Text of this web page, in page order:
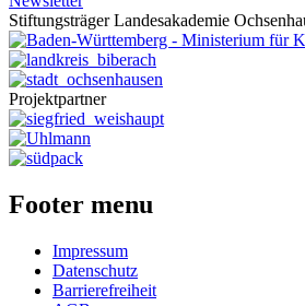
Stiftungsträger Landesakademie
Projektpartner
Footer menu
Impressum
Datenschutz
Barrierefreiheit